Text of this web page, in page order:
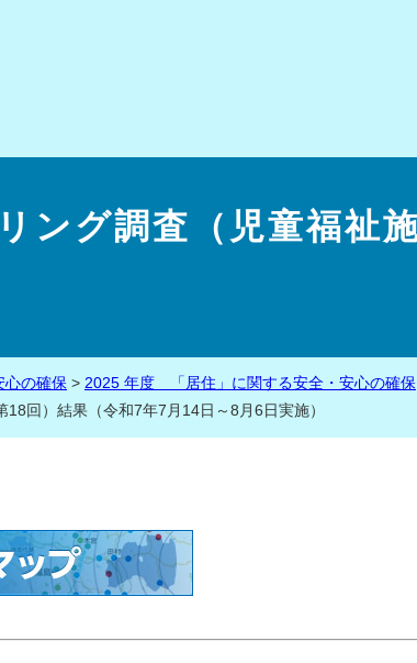
ング調査（児童福祉
心の確保 > 2025 年度 「居住」に関する安全・安心の確保
回）結果（令和7年7月14日～8月6日実施）